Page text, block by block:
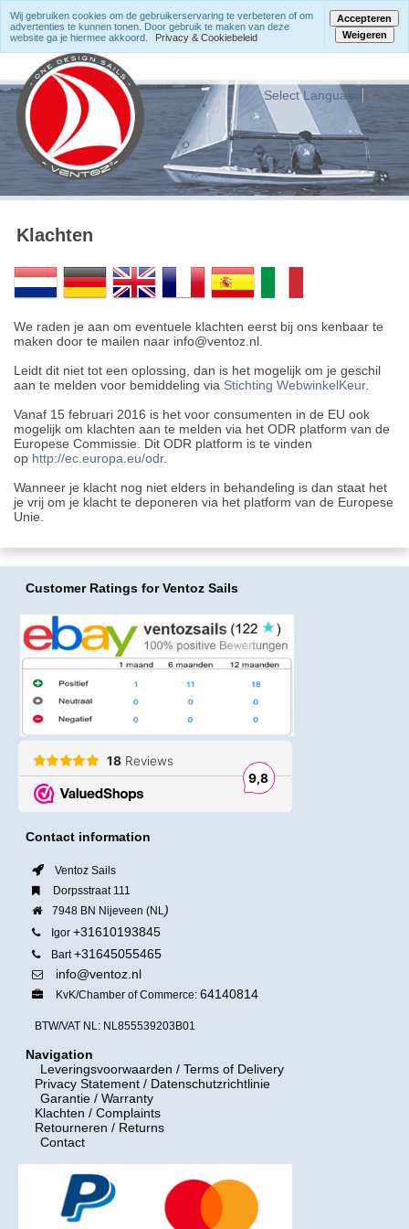
Select Language ▼
Klachten
We raden je aan om eventuele klachten eerst bij ons kenbaar te
maken door te mailen naar info@ventoz.nl.
Leidt dit niet tot een oplossing, dan is het mogelijk om je geschil
aan te melden voor bemiddeling via Stichting WebwinkelKeur.
Vanaf 15 februari 2016 is het voor consumenten in de EU ook
mogelijk om klachten aan te melden via het ODR platform van de
Europese Commissie. Dit ODR platform is te vinden
op http://ec.europa.eu/odr.
Wanneer je klacht nog niet elders in behandeling is dan staat het
je vrij om je klacht te deponeren via het platform van de Europese
Unie.
Customer Ratings for Ventoz Sails
Contact information
Ventoz Sails
Dorpsstraat 111
7948 BN Nijeveen (NL )
Igor +31610193845
Bart+31645055465
info@ventoz.nl
KvK/Chamber of Commerce: 64140814
BTW/VAT NL: NL855539203B01
Navigation
Leveringsvoorwaarden / Terms of Delivery
Privacy Statement / Datenschutzrichtlinie
Garantie / Warranty
Klachten / Complaints
Retourneren / Returns
Contact
Wij gebruiken cookies om de gebruikerservaring te verbeteren of om
advertenties te kunnen tonen. Door gebruik te maken van deze
website ga je hiermee akkoord.
Privacy & Cookiebeleid
Accepteren
Weigeren